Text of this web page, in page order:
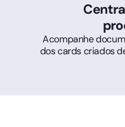
Acompanhe
dos cards criados